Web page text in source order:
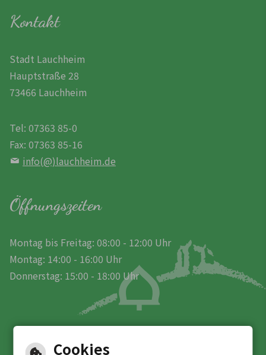
Kontakt
Stadt Lauchheim
Hauptstraße 28
73466 Lauchheim
Tel: 07363 85-0
Fax: 07363 85-16
info(@)lauchheim.de
Öffnungszeiten
Montag bis Freitag: 08:00 - 12:00 Uhr
Montag: 14:00 - 16:00 Uhr
Donnerstag: 15:00 - 18:00 Uhr
Cookies